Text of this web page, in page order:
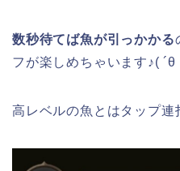
数秒待てば魚が引っかかる
フが楽しめちゃいます♪( ´θ
高レベルの魚とはタップ連